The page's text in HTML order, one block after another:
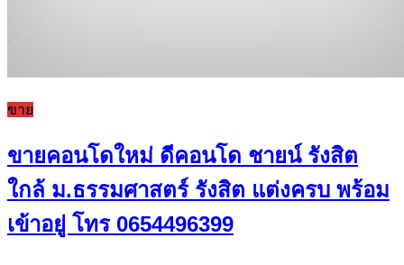
ขาย
ขายคอนโดใหม่ ดีคอนโด ชายน์ รังสิต
ใกล้ ม.ธรรมศาสตร์ รังสิต แต่งครบ พร้อม
เข้าอยู่ โทร 0654496399